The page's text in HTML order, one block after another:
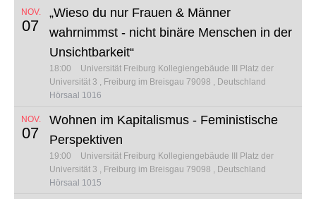
NOV.
07
„Wieso du nur Frauen & Männer
wahrnimmst - nicht binäre Menschen in der
Unsichtbarkeit“
18:00 Universität Freiburg Kollegiengebäude III Platz der
Universität 3
Freiburg im Breisgau 79098
Deutschland
Hörsaal 1016
NOV.
07
Wohnen im Kapitalismus - Feministische
Perspektiven
19:00 Universität Freiburg Kollegiengebäude III Platz der
Universität 3
Freiburg im Breisgau 79098
Deutschland
Hörsaal 1015